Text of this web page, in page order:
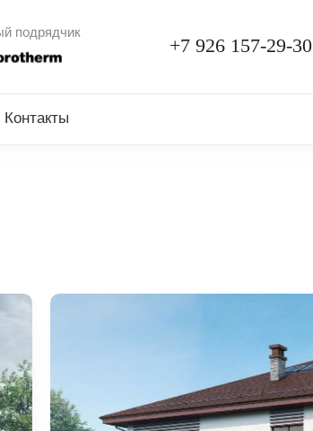
подрядчик
+7 926 157-29-30
Контакты